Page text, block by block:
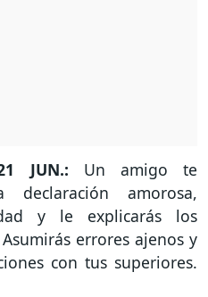
JUN.: Un amigo te
amorosa,
y le explicarás los
errores ajenos y
con tus superiores.